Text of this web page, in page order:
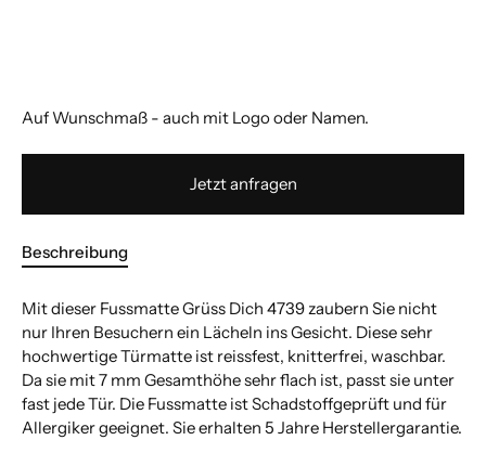
Auf Wunschmaß - auch mit Logo oder Namen.
Jetzt anfragen
Beschreibung
Mit dieser Fussmatte Grüss Dich 4739 zaubern Sie nicht
nur Ihren Besuchern ein Lächeln ins Gesicht. Diese sehr
hochwertige Türmatte ist reissfest, knitterfrei, waschbar.
Da sie mit 7 mm Gesamthöhe sehr flach ist, passt sie unter
fast jede Tür. Die Fussmatte ist Schadstoffgeprüft und für
Allergiker geeignet. Sie erhalten 5 Jahre Herstellergarantie.